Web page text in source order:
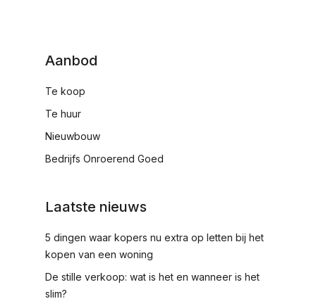
Aanbod
Te koop
Te huur
Nieuwbouw
Bedrijfs Onroerend Goed
Laatste nieuws
5 dingen waar kopers nu extra op letten bij het
kopen van een woning
De stille verkoop: wat is het en wanneer is het
slim?